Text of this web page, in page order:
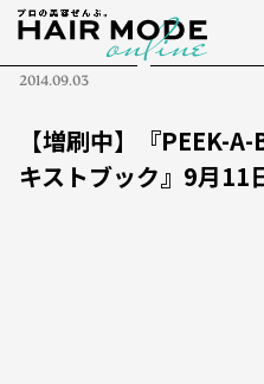
2014.09.03
【増刷中】『PEEK-
キストブック』9月11